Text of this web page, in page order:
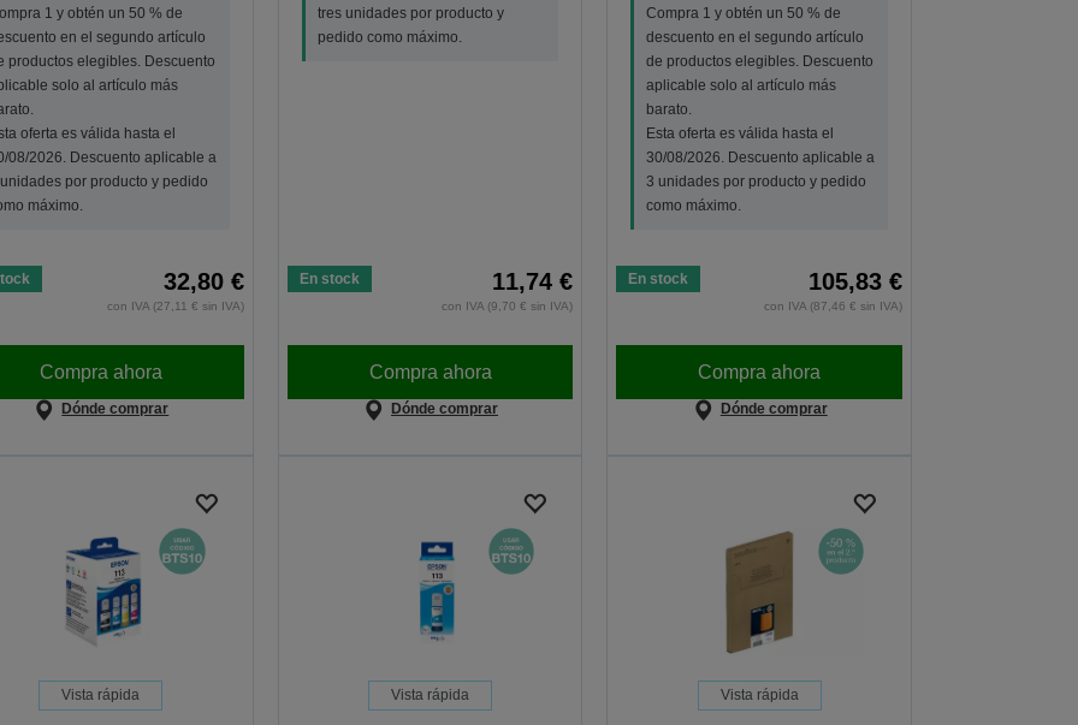
1 y obtén un 50 % de
en el segundo artículo
productos elegibles. Descuento
solo al artículo más
oferta es válida hasta el
08/2026. Descuento aplicable a
por producto y pedido
máximo.
32,80 €
con IVA (27,11 € sin IVA)
Compra ahora
Dónde comprar
tres unidades por producto y
pedido como máximo.
En stock 11,74 €
con IVA (9,70 € sin IVA)
Compra ahora
Dónde comprar
Compra 1 y obtén un 50 % de
descuento en el segundo artículo
de productos elegibles. Descuento
aplicable solo al artículo más
barato.
Esta oferta es válida hasta el
30/08/2026. Descuento aplicable a
3 unidades por producto y pedido
como máximo.
En stock 105,83 €
con IVA (87,46 € sin IVA)
Compra ahora
Dónde comprar
Vista rápida Vista rápida Vista rápida